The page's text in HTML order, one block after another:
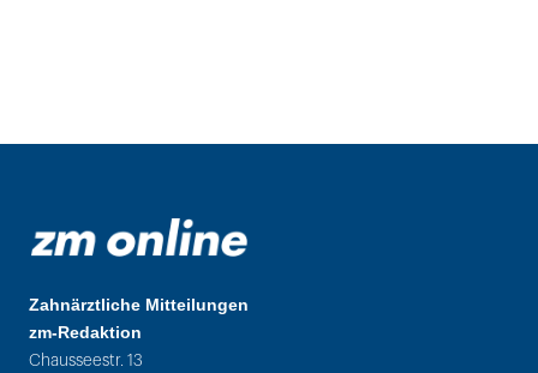
Zahnärztliche Mitteilungen
zm-Redaktion
Chausseestr. 13